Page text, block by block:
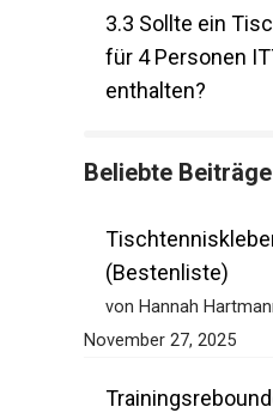
3.3Sollte ein
für 4 Personen
enthalten?
Beliebte Beiträge
(Bestenliste)
von Hannah Hartmann
November 27, 2025